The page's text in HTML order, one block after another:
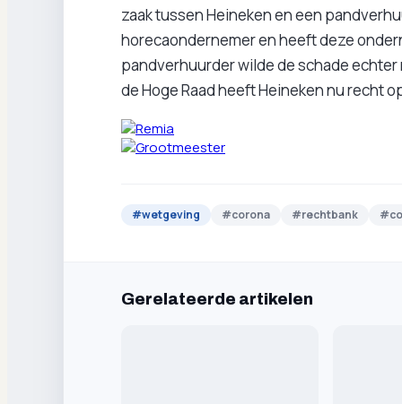
zaak tussen Heineken en een
horecaondernemer en heeft deze
pandverhuurder wilde de schade
de Hoge Raad heeft Heineken nu recht
#wetgeving #corona #rechtbank #
Gerelateerde artikelen